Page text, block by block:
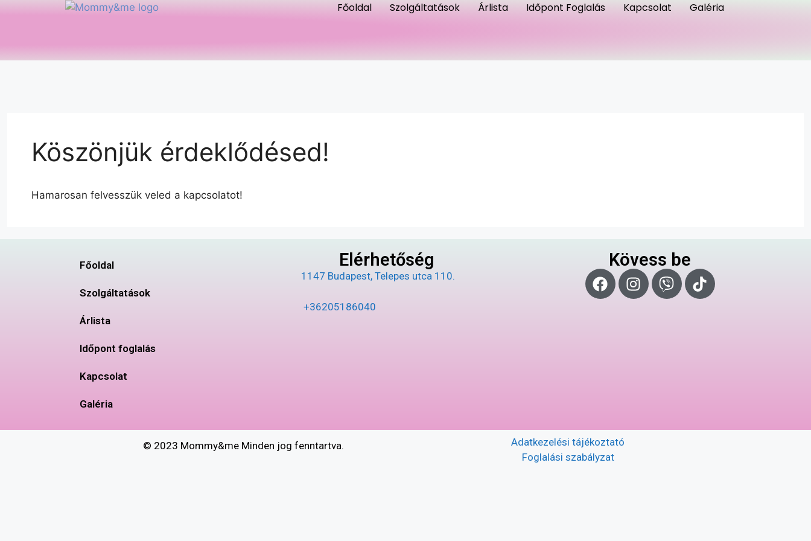
Főoldal Szolgáltatások Árlista Időpont Foglalás Kapcsolat Galéria
Köszönjük érdeklődésed!
Hamarosan felvesszük veled a kapcsolatot!
Főoldal
Szolgáltatások
Árlista
Időpont foglalás
Kapcsolat
Galéria
Elérhetőség
1147 Budapest, Telepes utca 110.
+36205186040
Kövess be
© 2023 Mommy&me Minden jog fenntartva.
Adatkezelési tájékoztató
Foglalási szabályzat